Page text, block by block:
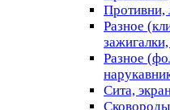
Противни,
Разное
Разное
Сита,
Сковороды